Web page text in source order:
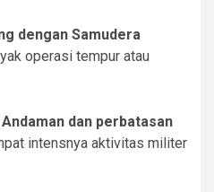
dengan Samudera
operasi tempur atau
dan perbatasan
intensnya aktivitas militer